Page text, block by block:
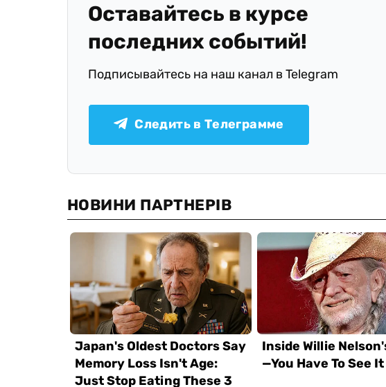
Оставайтесь в курсе
последних событий!
Подписывайтесь на наш канал в Telegram
Следить в Телеграмме